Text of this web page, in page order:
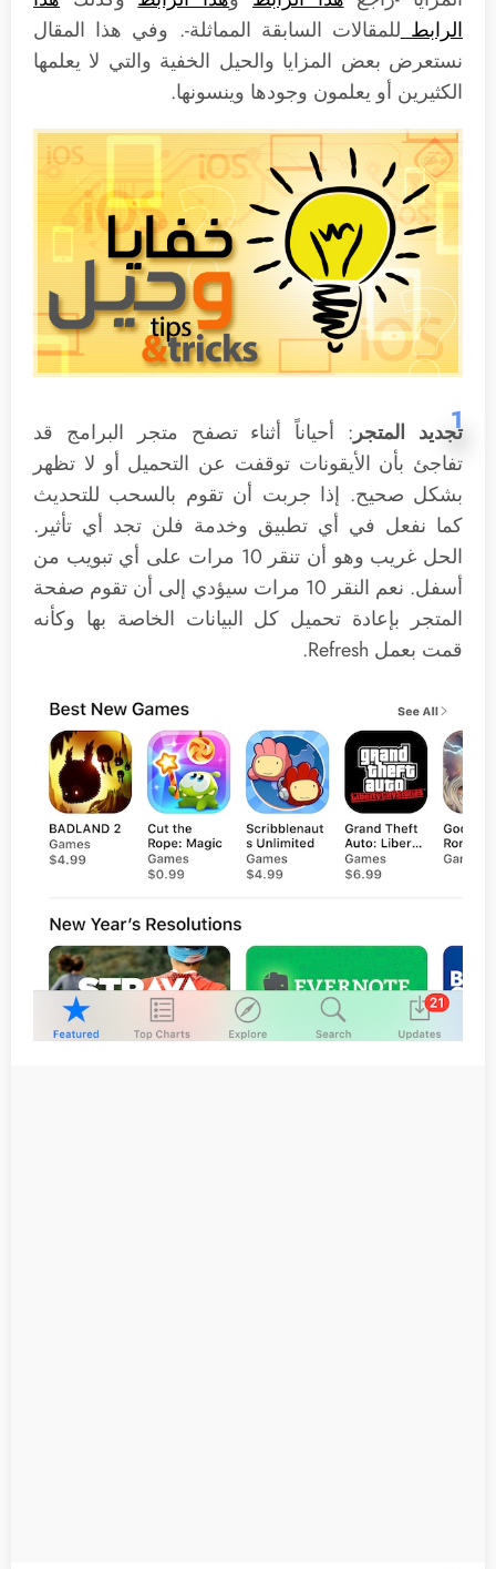
الرابط للمقالات السابقة المماثلة-. وفي هذا المقال
نستعرض بعض المزايا والحيل الخفية والتي لا يعلمها
الكثيرين أو يعلمون وجودها وينسونها.
1
تجديد المتجر: أحياناً أثناء تصفح متجر البرامج قد
تفاجئ بأن الأيقونات توقفت عن التحميل أو لا تظهر
بشكل صحيح. إذا جربت أن تقوم بالسحب للتحديث
كما نفعل في أي تطبيق وخدمة فلن تجد أي تأثير.
الحل غريب وهو أن تنقر 10 مرات على أي تبويب من
أسفل. نعم النقر 10 مرات سيؤدي إلى أن تقوم صفحة
المتجر بإعادة تحميل كل البيانات الخاصة بها وكأنه
قمت بعمل Refresh.